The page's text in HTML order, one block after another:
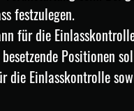
festzulegen.
für die
Positionen
die Einlasskontrolle